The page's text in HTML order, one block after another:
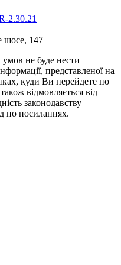
2.30.21
шосе, 147
не буде нести
представленої на
куди Ви перейдете по
відмовляється від
законодавству
по посиланнях.